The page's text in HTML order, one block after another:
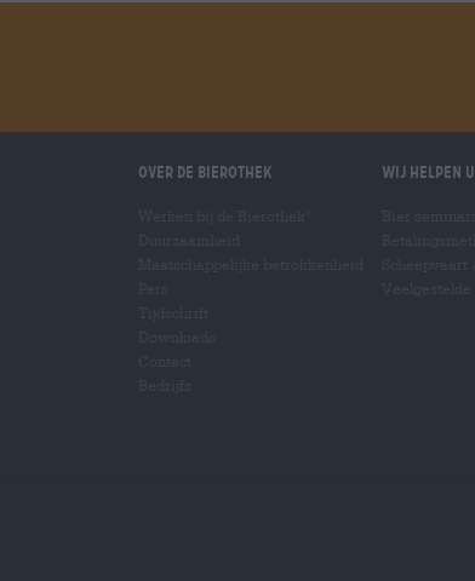
Over de Bierothek Wij helpen u